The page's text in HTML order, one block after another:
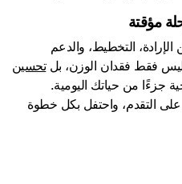
مؤقتة
التخطيط، والدعم
فقط فقدان الوزن، بلتحسين
جزءًا من حياتك اليومية.
على التقدم، واحتفل بكل خطوة